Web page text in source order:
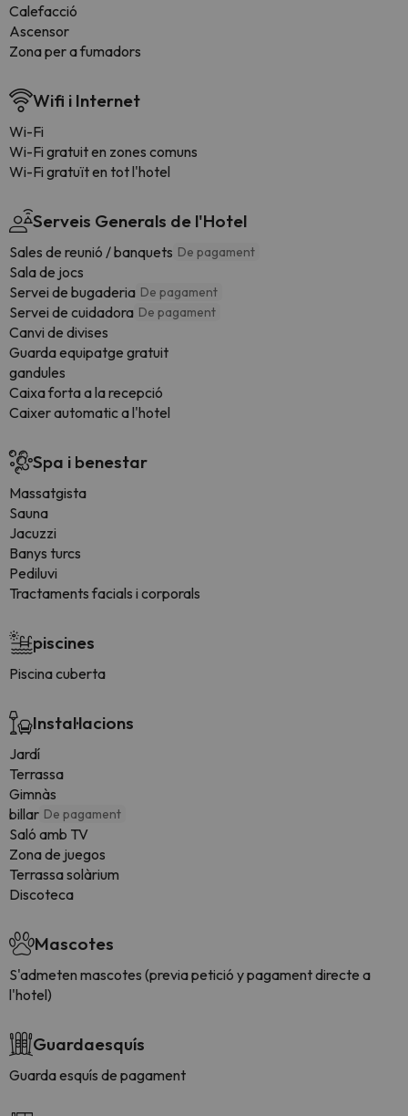
Calefacció
Ascensor
Zona per a fumadors
Wifi i Internet
Wi-Fi
Wi-Fi gratuit en zones comuns
Wi-Fi gratuït en tot l'hotel
Serveis Generals de l'Hotel
Sales de reunió / banquets De pagament
Sala de jocs
Servei de bugaderia De pagament
Servei de cuidadora De pagament
Canvi de divises
Guarda equipatge gratuit
gandules
Caixa forta a la recepció
Caixer automatic a l'hotel
Spa i benestar
Massatgista
Sauna
Jacuzzi
Banys turcs
Pediluvi
Tractaments facials i corporals
piscines
Piscina cuberta
Instal·lacions
Jardí
Terrassa
Gimnàs
billar De pagament
Saló amb TV
Zona de juegos
Terrassa solàrium
Discoteca
Mascotes
S'admeten mascotes (previa petició y pagament directe a
l'hotel)
Guardaesquís
Guarda esquís de pagament